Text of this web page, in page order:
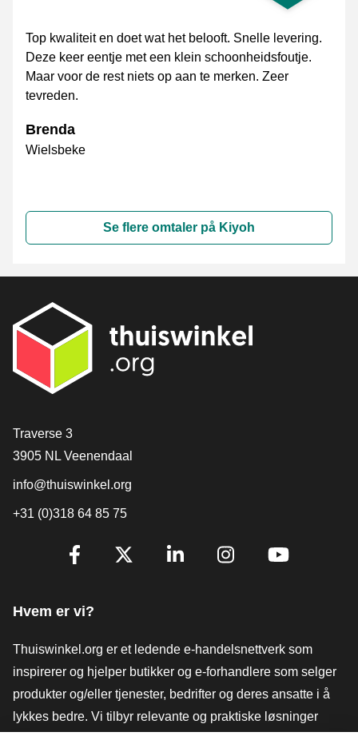
Top kwaliteit en doet wat het belooft. Snelle levering.
Deze keer eentje met een klein schoonheidsfoutje.
Maar voor de rest niets op aan te merken. Zeer
tevreden.
Brenda
Wielsbeke
Se flere omtaler på Kiyoh
[_General:Contact]
Traverse 3
3905 NL Veenendaal
info@thuiswinkel.org
+31 (0)318 64 85 75
[_General:SocialMediaTitle]
Hvem er vi?
Thuiswinkel.org er et ledende e-handelsnettverk som
inspirerer og hjelper butikker og e-forhandlere som selger
produkter og/eller tjenester, bedrifter og deres ansatte i å
lykkes bedre. Vi tilbyr relevante og praktiske løsninger